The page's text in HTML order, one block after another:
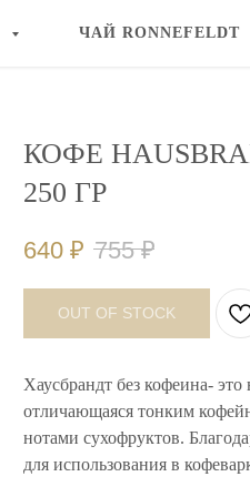
ЧАЙ RONNEFELDT
КОФЕ
250 ГР
640 ₽ 755 ₽
OUT OF STOCK
Хаусбрандт без кофеина-
отличающаяся тонким
нотами сухофруктов.
для использования в